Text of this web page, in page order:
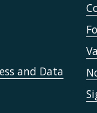
and Data